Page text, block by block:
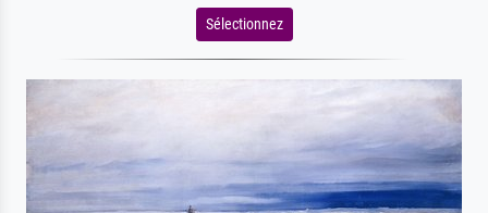
Sélectionnez